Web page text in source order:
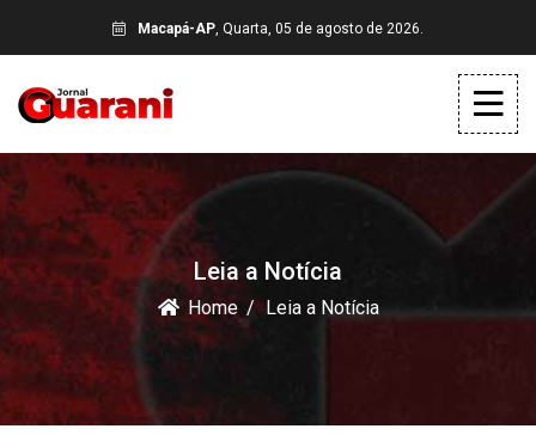
Macapá-AP, Quarta, 05 de agosto de 2026.
Leia a Notícia
Home Leia a Notícia